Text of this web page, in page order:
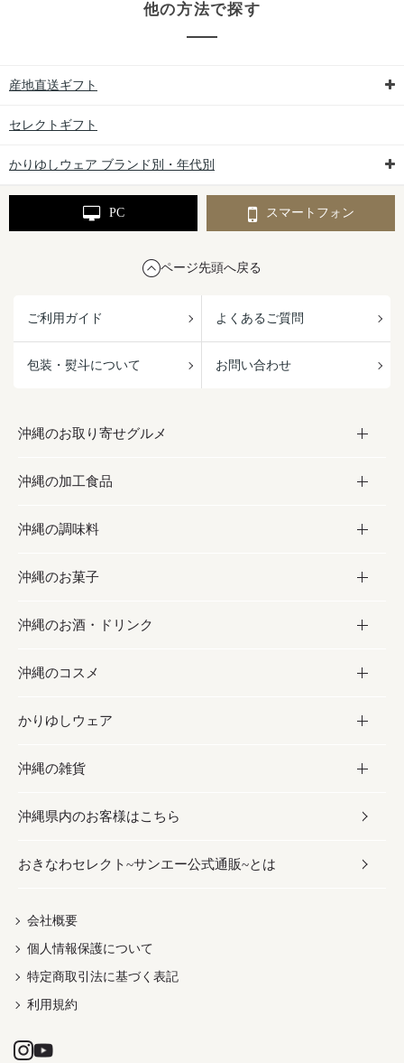
他の方法で探す
産地直送ギフト
セレクトギフト
かりゆしウェア ブランド別・年代別
PC スマートフォン
ページ先頭へ戻る
ご利用ガイド よくあるご質問
包装・熨斗について お問い合わせ
沖縄のお取り寄せグルメ
お取り寄せグルメ
フルーツ・野菜
お肉
海産物
沖縄の加工食品
加工食品
缶詰／パウチ
沖縄料理
沖縄そば／乾麺
レトルト食品
乾物／粉類
沖縄の調味料
調味料
砂糖／黒砂糖
塩
お酢／ドレッシング
しょうゆ
みそ
だし／スパイス／島唐辛子
沖縄のお菓子
お菓子
黒糖
ちんすこう
伝統菓子
スナック
おつまみ
紅芋
沖縄のお酒・ドリンク
お酒・ドリンク
泡盛
ビール・チューハイ
ワイン・ウィスキー・カクテル
ドリンク
茶葉
沖縄のコスメ
コスメ
スキンケア
ボディケア
ヘアケア
UVケア
かりゆしウェア
かりゆしウェア
メンズ
レディース
沖縄の雑貨
雑貨
沖縄ファッション
伝統工芸品
沖縄県内のお客様はこちら
おきなわセレクト~サンエー公式通販~とは
会社概要
個人情報保護について
特定商取引法に基づく表記
利用規約